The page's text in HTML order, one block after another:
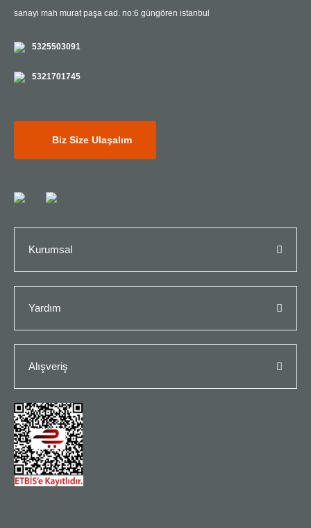
sanayi mah murat paşa cad. no:6 güngören istanbul
5325503091
5321701745
Biz Size Ulaşalım
Kurumsal
Yardım
Alışveriş